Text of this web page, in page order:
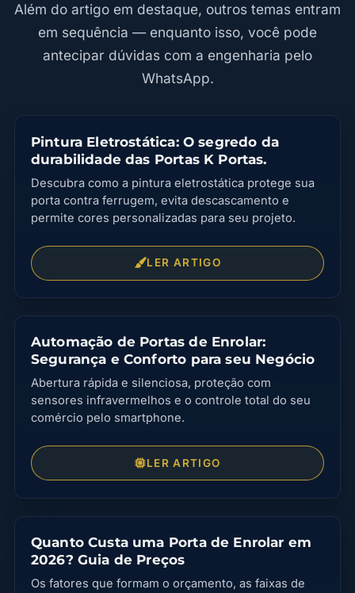
Além do artigo em destaque, outros temas entram
em sequência — enquanto isso, você pode
antecipar dúvidas com a engenharia pelo
WhatsApp.
Pintura Eletrostática: O segredo da
durabilidade das Portas K Portas.
Descubra como a pintura eletrostática protege sua
porta contra ferrugem, evita descascamento e
permite cores personalizadas para seu projeto.
LER ARTIGO
Automação de Portas de Enrolar:
Segurança e Conforto para seu Negócio
Abertura rápida e silenciosa, proteção com
sensores infravermelhos e o controle total do seu
comércio pelo smartphone.
LER ARTIGO
Quanto Custa uma Porta de Enrolar em
2026? Guia de Preços
Os fatores que formam o orçamento, as faixas de